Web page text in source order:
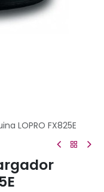
LOPRO FX825E